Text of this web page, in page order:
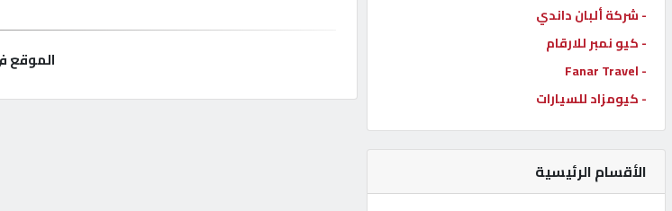
كيو
نمبر
كيو
كارز
كيو
- شركة ألبان داندي
- كيو نمبر للارقام
- Fanar Travel
- كيومزاد للسيارات
الأقسام الرئيسية
الموقع